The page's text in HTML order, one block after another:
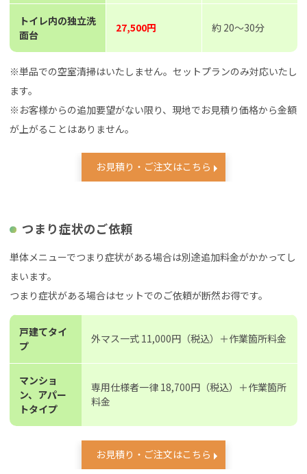
トイレ内の独立洗
面台
27,500円 約 20～30分
※単品での空室清掃はいたしません。セットプランのみ対応いたし
ます。
※お客様からの追加要望がない限り、現地でお見積り価格から金額
が上がることはありません。
お見積り・ご注文はこちら
つまり症状のご依頼
単体メニューでつまり症状がある場合は別途追加料金がかかってし
まいます。
つまり症状がある場合はセットでのご依頼が断然お得です。
戸建てタイ
プ
外マス一式 11,000円（税込）＋作業箇所料金
マンショ
ン、アパー
トタイプ
専用仕様者一律 18,700円（税込）＋作業箇所
料金
お見積り・ご注文はこちら